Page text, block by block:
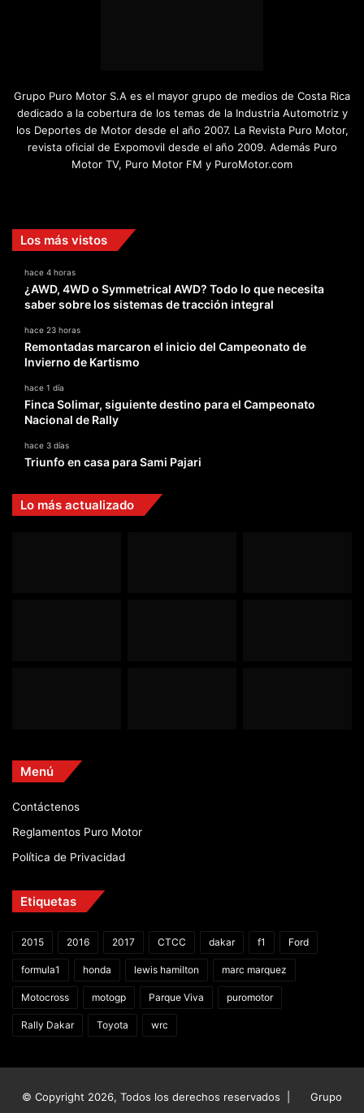
Grupo Puro Motor S.A es el mayor grupo de medios de Costa Rica
dedicado a la cobertura de los temas de la Industria Automotriz y
los Deportes de Motor desde el año 2007. La Revista Puro Motor,
revista oficial de Expomovil desde el año 2009. Además Puro
Motor TV, Puro Motor FM y PuroMotor.com
Los más vistos
hace 4 horas
¿AWD, 4WD o Symmetrical AWD? Todo lo que necesita
saber sobre los sistemas de tracción integral
hace 23 horas
Remontadas marcaron el inicio del Campeonato de
Invierno de Kartismo
hace 1 día
Finca Solimar, siguiente destino para el Campeonato
Nacional de Rally
hace 3 días
Triunfo en casa para Sami Pajari
Lo más actualizado
Menú
Contáctenos
Reglamentos Puro Motor
Política de Privacidad
Etiquetas
2015 2016 2017 CTCC dakar f1 Ford
formula1 honda lewis hamilton marc marquez
Motocross motogp Parque Viva puromotor
Rally Dakar Toyota wrc
© Copyright 2026, Todos los derechos reservados | Grupo